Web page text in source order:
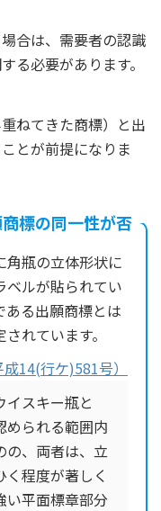
合は、需要者の認識
る必要があります。
ねてきた商標）と出
とが前提になりま
標の同一性が否
瓶の立体形状に
ベルが貼られてい
ある出願商標とは
れています。
14(行ケ)581号）
イスキー瓶と
められる範囲内
の、両者は、立
程度が著しく
い平面標章部分